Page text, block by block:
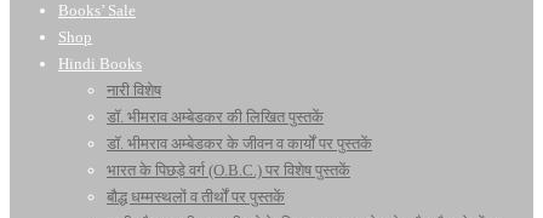
Books’ Sale
Shop
Hindi Books
नारी विशेष
डॉ. भीमराव अम्बेडकर की लिखित पुस्तकें
डॉ. भीमराव अम्बेडकर के जीवन व कार्यों पर पुस्तकें
भारत के पिछड़े वर्ग (O.B.C.) पर विशेष पुस्तकें
बौद्ध धम्मस्थलों व तीर्थों पर पुस्तकें